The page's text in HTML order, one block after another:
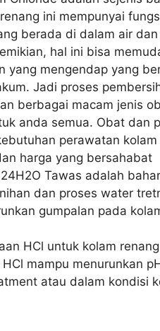
ini mempunyai
berada di dalam air
hal ini bisa
yang mengendap yang
Jadi proses
berbagai macam jenis
anda semua. Obat dan
perawatan
harga yang bersahabat
Tawas adalah
dan proses water
gumpalan pada
HCl untuk kolam
mampu menurunkan
atau dalam kondisi